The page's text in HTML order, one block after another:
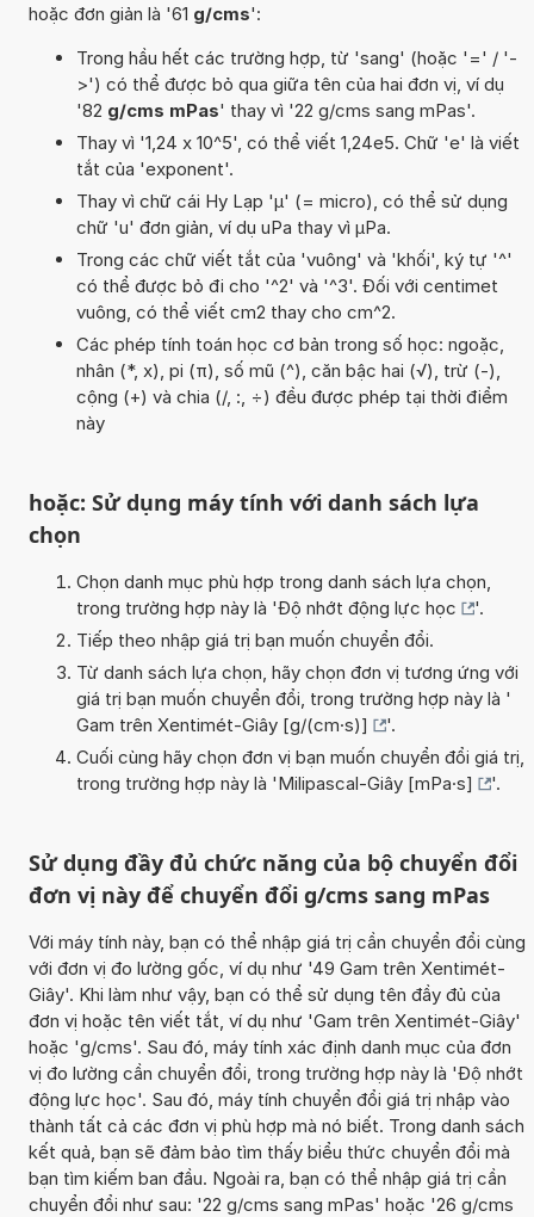
hoặc đơn giản là '61 g/cms':
Trong hầu hết các trường hợp, từ 'sang' (hoặc '=' / '-
>') có thể được bỏ qua giữa tên của hai đơn vị, ví dụ
'82 g/cms mPas' thay vì '22 g/cms sang mPas'.
Thay vì '1,24 x 10^5', có thể viết 1,24e5. Chữ 'e' là viết
tắt của 'exponent'.
Thay vì chữ cái Hy Lạp 'µ' (= micro), có thể sử dụng
chữ 'u' đơn giản, ví dụ uPa thay vì µPa.
Trong các chữ viết tắt của 'vuông' và 'khối', ký tự '^'
có thể được bỏ đi cho '^2' và '^3'. Đối với centimet
vuông, có thể viết cm2 thay cho cm^2.
Các phép tính toán học cơ bản trong số học: ngoặc,
nhân (*, x), pi (π), số mũ (^), căn bậc hai (√), trừ (-),
cộng (+) và chia (/, :, ÷) đều được phép tại thời điểm
này
hoặc: Sử dụng máy tính với danh sách lựa
chọn
Chọn danh mục phù hợp trong danh sách lựa chọn,
trong trường hợp này là 'Độ nhớt động lực học
'.
Tiếp theo nhập giá trị bạn muốn chuyển đổi.
Từ danh sách lựa chọn, hãy chọn đơn vị tương ứng với
giá trị bạn muốn chuyển đổi, trong trường hợp này là '
Gam trên Xentimét-Giây [g/(cm·s)]
'.
Cuối cùng hãy chọn đơn vị bạn muốn chuyển đổi giá trị,
trong trường hợp này là 'Milipascal-Giây [mPa·s] '.
Sử dụng đầy đủ chức năng của bộ chuyển đổi
đơn vị này để chuyển đổi g/cms sang mPas
Với máy tính này, bạn có thể nhập giá trị cần chuyển đổi cùng
với đơn vị đo lường gốc, ví dụ như '49 Gam trên Xentimét-
Giây'. Khi làm như vậy, bạn có thể sử dụng tên đầy đủ của
đơn vị hoặc tên viết tắt, ví dụ như 'Gam trên Xentimét-Giây'
hoặc 'g/cms'. Sau đó, máy tính xác định danh mục của đơn
vị đo lường cần chuyển đổi, trong trường hợp này là 'Độ nhớt
động lực học'. Sau đó, máy tính chuyển đổi giá trị nhập vào
thành tất cả các đơn vị phù hợp mà nó biết. Trong danh sách
kết quả, bạn sẽ đảm bảo tìm thấy biểu thức chuyển đổi mà
bạn tìm kiếm ban đầu. Ngoài ra, bạn có thể nhập giá trị cần
chuyển đổi như sau: '22 g/cms sang mPas' hoặc '26 g/cms